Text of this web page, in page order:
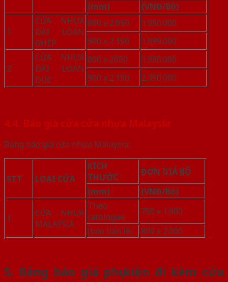
(mm)
(VNĐ/Bộ)
1
CỬA NHỰA
ĐÀI LOAN
GHÉP
800 x 2.050
1.950.000
900 x 2.150
1.999.000
2
CỬA NHỰA
ĐÀI LOAN
ĐÚC
800 x 2050
1.990.000
900 x 2.150
2.390.000
4.4. Báo giá cửa cửa nhựa Malaysia
Bảng báo giá cửa nhựa Malaysia:
STT LOẠI CỬA
KÍCH
THƯỚC
ĐƠN GIÁ BỘ
(mm)
(VNĐ/Bộ)
1
CỬA NHỰA
MALAYSIA
Theo
catalogue
750 x 1.900
(bao bản lề)
800 x 2.000
5. Bảng báo giá phụ kiện đi kèm cửa